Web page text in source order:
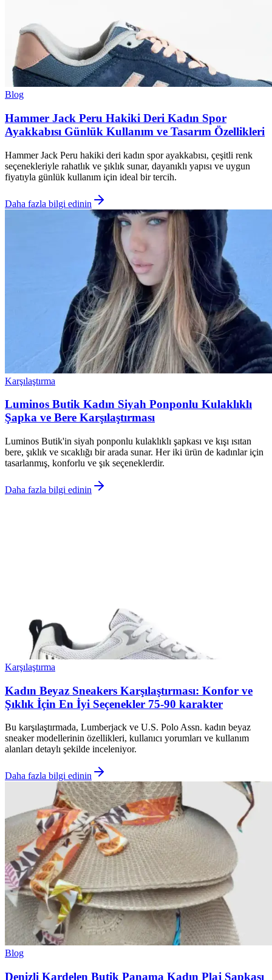
Blog
Hammer Jack Peru Hakiki Deri Kadın Spor
Ayakkabısı Günlük Kullanım ve Tasarım Özellikleri
Hammer Jack Peru hakiki deri kadın spor ayakkabısı, çeşitli renk
seçenekleriyle rahatlık ve şıklık sunar, dayanıklı yapısı ve uygun
fiyatıyla günlük kullanım için ideal bir tercih.
Daha fazla bilgi edinin
Karşılaştırma
Luminos Butik Kadın Siyah Ponponlu Kulaklıklı
Şapka ve Bere Karşılaştırması
Luminos Butik'in siyah ponponlu kulaklıklı şapkası ve kışı ısıtan
bere, şıklık ve sıcaklığı bir arada sunar. Her iki ürün de kadınlar için
tasarlanmış, konforlu ve şık seçeneklerdir.
Daha fazla bilgi edinin
Karşılaştırma
Kadın Beyaz Sneakers Karşılaştırması: Konfor ve
Şıklık İçin En İyi Seçenekler 75-90 karakter
Bu karşılaştırmada, Lumberjack ve U.S. Polo Assn. kadın beyaz
sneaker modellerinin özellikleri, kullanıcı yorumları ve kullanım
alanları detaylı şekilde inceleniyor.
Daha fazla bilgi edinin
Blog
Denizli Kardelen Butik Panama Kadın Plaj Şapkası